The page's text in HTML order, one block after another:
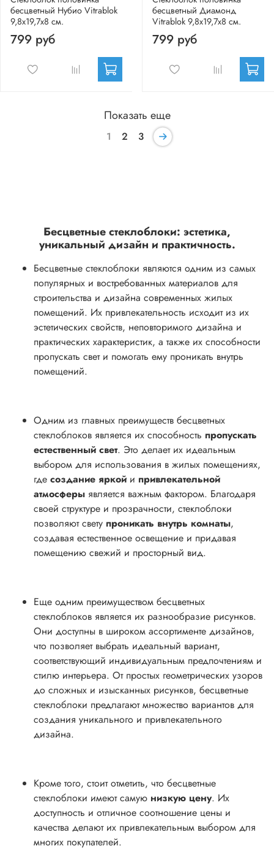
бесцветный Нубио Vitrablok
9,8x19,7x8 см.
799 руб
бесцветный Диамонд
Vitrablok 9,8x19,7x8 см.
799 руб
Показать еще
1 2 3
Бесцветные стеклоблоки: эстетика,
уникальный дизайн и практичность.
Бесцветные стеклоблоки являются одним из самых
популярных и востребованных материалов для
строительства и дизайна современных жилых
помещений. Их привлекательность исходит из их
эстетических свойств, неповторимого дизайна и
практических характеристик, а также их способности
пропускать свет и помогать ему проникать внутрь
помещений.
Одним из главных преимуществ бесцветных
стеклоблоков является их способность пропускать
естественный свет. Это делает их идеальным
выбором для использования в жилых помещениях,
где создание яркой и привлекательной
атмосферы является важным фактором. Благодаря
своей структуре и прозрачности, стеклоблоки
позволяют свету проникать внутрь комнаты,
создавая естественное освещение и придавая
помещению свежий и просторный вид.
Еще одним преимуществом бесцветных
стеклоблоков является их разнообразие рисунков.
Они доступны в широком ассортименте дизайнов,
что позволяет выбрать идеальный вариант,
соответствующий индивидуальным предпочтениям и
стилю интерьера. От простых геометрических узоров
до сложных и изысканных рисунков, бесцветные
стеклоблоки предлагают множество вариантов для
создания уникального и привлекательного
дизайна.
Кроме того, стоит отметить, что бесцветные
стеклоблоки имеют самую низкую цену. Их
доступность и отличное соотношение цены и
качества делают их привлекательным выбором для
многих покупателей.